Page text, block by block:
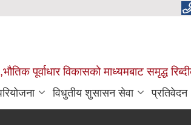
पूर्वाधार विकासको माध्यमबाट समृद्ध
विधुतीय शुसासन सेवा प्रतिवेदन